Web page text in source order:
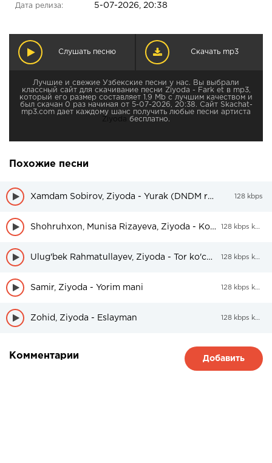
Дата релиза: 5-07-2026, 20:38
Слушать песню Скачать mp3
Лучшие и свежие Узбекские песни у нас. Вы выбрали
классный сайт для скачивание песни Ziyoda - Fark et в mp3,
который его размер составляет 1.9 Mb с лучшим качеством и
был скачан 0 раз начиная от 5-07-2026, 20:38. Сайт Skachat-
mp3.com дает каждому шанс получить любые песни артиста
Ziyoda бесплатно.
Похожие песни
Xamdam Sobirov, Ziyoda - Yurak (DNDM remix) 128 kbps
Shohruhxon, Munisa Rizayeva, Ziyoda - Ko’zlarida olov 128 kbps kbps
Ulug'bek Rahmatullayev, Ziyoda - Tor ko'cha 128 kbps kbps
Samir, Ziyoda - Yorim mani 128 kbps kbps
Zohid, Ziyoda - Eslayman 128 kbps kbps
Комментарии Добавить